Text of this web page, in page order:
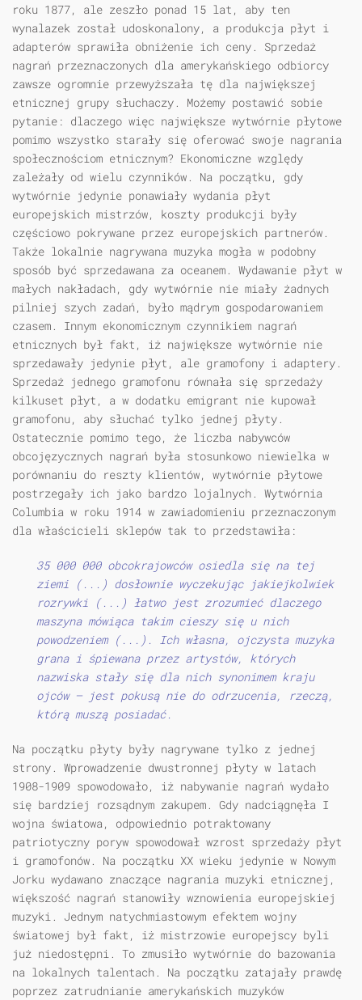
roku 1877, ale zeszło ponad 15 lat, aby ten
wynalazek został udoskonalony, a produkcja płyt i
adapterów sprawiła obniżenie ich ceny. Sprzedaż
nagrań przeznaczonych dla amerykańskiego odbiorcy
zawsze ogromnie przewyższała tę dla największej
etnicznej grupy słuchaczy. Możemy postawić sobie
pytanie: dlaczego więc największe wytwórnie płytowe
pomimo wszystko starały się oferować swoje nagrania
społecznościom etnicznym? Ekonomiczne względy
zależały od wielu czynników. Na początku, gdy
wytwórnie jedynie ponawiały wydania płyt
europejskich mistrzów, koszty produkcji były
częściowo pokrywane przez europejskich partnerów.
Także lokalnie nagrywana muzyka mogła w podobny
sposób być sprzedawana za oceanem. Wydawanie płyt w
małych nakładach, gdy wytwórnie nie miały żadnych
pilniej szych zadań, było mądrym gospodarowaniem
czasem. Innym ekonomicznym czynnikiem nagrań
etnicznych był fakt, iż największe wytwórnie nie
sprzedawały jedynie płyt, ale gramofony i adaptery.
Sprzedaż jednego gramofonu równała się sprzedaży
kilkuset płyt, a w dodatku emigrant nie kupował
gramofonu, aby słuchać tylko jednej płyty.
Ostatecznie pomimo tego, że liczba nabywców
obcojęzycznych nagrań była stosunkowo niewielka w
porównaniu do reszty klientów, wytwórnie płytowe
postrzegały ich jako bardzo lojalnych. Wytwórnia
Columbia w roku 1914 w zawiadomieniu przeznaczonym
dla właścicieli sklepów tak to przedstawiła:
35 000 000 obcokrajowców osiedla się na tej
ziemi (...) dosłownie wyczekując jakiejkolwiek
rozrywki (...) łatwo jest zrozumieć dlaczego
maszyna mówiąca takim cieszy się u nich
powodzeniem (...). Ich własna, ojczysta muzyka
grana i śpiewana przez artystów, których
nazwiska stały się dla nich synonimem kraju
ojców — jest pokusą nie do odrzucenia, rzeczą,
którą muszą posiadać.
Na początku płyty były nagrywane tylko z jednej
strony. Wprowadzenie dwustronnej płyty w latach
1908-1909 spowodowało, iż nabywanie nagrań wydało
się bardziej rozsądnym zakupem. Gdy nadciągnęła I
wojna światowa, odpowiednio potraktowany
patriotyczny poryw spowodował wzrost sprzedaży płyt
i gramofonów. Na początku XX wieku jedynie w Nowym
Jorku wydawano znaczące nagrania muzyki etnicznej,
większość nagrań stanowiły wznowienia europejskiej
muzyki. Jednym natychmiastowym efektem wojny
światowej był fakt, iż mistrzowie europejscy byli
już niedostępni. To zmusiło wytwórnie do bazowania
na lokalnych talentach. Na początku zatajały prawdę
poprzez zatrudnianie amerykańskich muzyków